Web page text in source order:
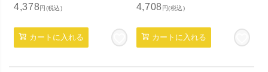
4,378円(税込)
カートに入れる
4,708円(税込)
カートに入れる